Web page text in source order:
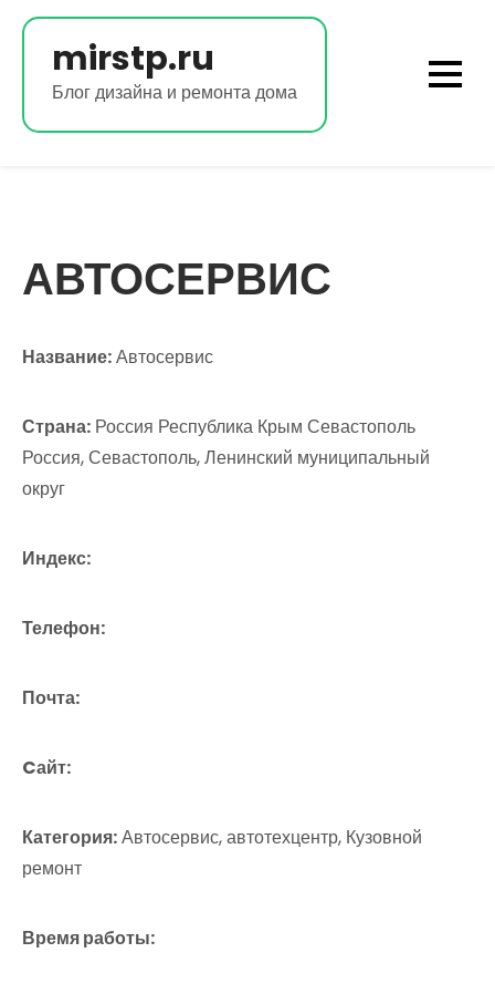
Перейти
содержимомуmirstp.ru
Блог дизайна и ремонта дома
АВТОСЕРВИС
Название:Автосервис
Страна: Россия Республика Крым Севастополь
Россия, Севастополь, Ленинский муниципальный
округ
Индекс:
Телефон:
Почта:
Cайт:
Категория:Автосервис, автотехцентр, Кузовной
ремонт
Время работы: